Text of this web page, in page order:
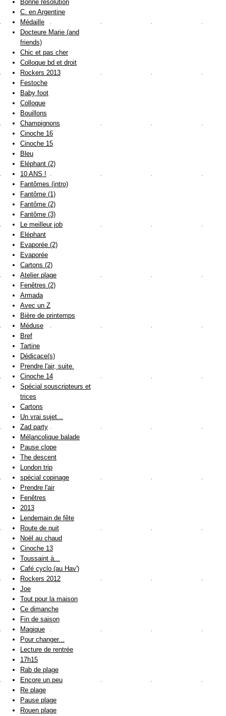
Bonne résolution
C. en Argentine
Médaille
Docteure Marie (and
friends)
Chic et pas cher
Colloque bd et droit
Rockers 2013
Festoche
Baby foot
Colloque
Bouillons
Champignons
Cinoche 16
Cinoche 15
Bleu
Eléphant (2)
10 ANS !
Fantômes (intro)
Fantôme (1)
Fantôme (2)
Fantôme (3)
Le meilleur job
Eléphant
Evaporée (2)
Evaporée
Cartons (2)
Atelier plage
Fenêtres (2)
Armada
Avec un Z
Bière de printemps
Méduse
Bref
Tartine
Dédicace(s)
Prendre l'air, suite.
Cinoche 14
Spécial souscripteurs et
trices
Cartons
Un vrai sujet...
Zad party
Mélancolique balade
Pause clope
The descent
London trip
spécial copinage
Prendre l'air
Fenêtres
2013
Lendemain de fête
Route de nuit
Noël au chaud
Cinoche 13
Toussaint à...
Café cyclo (au Hav')
Rockers 2012
Joe
Tout pour la maison
Ce dimanche
Fin de saison
Magique
Pour changer...
Lecture de rentrée
17h15
Rab de plage
Encore un peu
Re plage
Pause plage
Rouen plage